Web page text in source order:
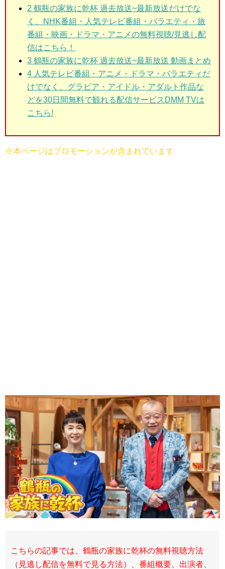
2 鶴瓶の家族に乾杯 過去放送~最新放送だけでな
く、NHK番組・人気テレビ番組・バラエティ・旅
番組・映画・ドラマ・アニメの無料視聴/見逃し配
信はこちら！
3 鶴瓶の家族に乾杯 過去放送~最新放送 動画まとめ
4 人気テレビ番組・アニメ・ドラマ・バラエティだ
けでなく、グラビア・アイドル・アダルト作品な
どを30日間無料で観れる配信サービスDMM TVは
こちら!
※本ページはプロモーションが含まれています
こちらの記事では、鶴瓶の家族に乾杯の無料視聴方法
（見逃し配信を無料で見る方法）、番組概要、出演者、